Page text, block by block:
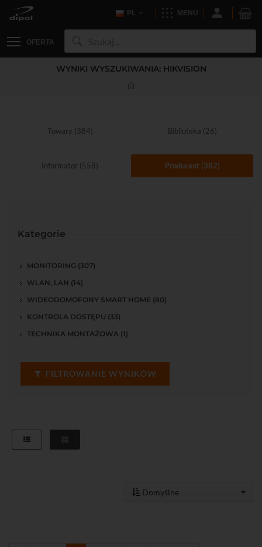
PL MENU
OFERTA
WYNIKI WYSZUKIWANIA: HIKVISION
Towary (384) Biblioteka (26)
Informator (558) Producent (382)
Kategorie
MONITORING (307)
WLAN, LAN (14)
WIDEODOMOFONY SMART HOME (80)
KONTROLA DOSTĘPU (33)
TECHNIKA MONTAŻOWA (1)
FILTROWANIE WYNIKÓW
Domyślne